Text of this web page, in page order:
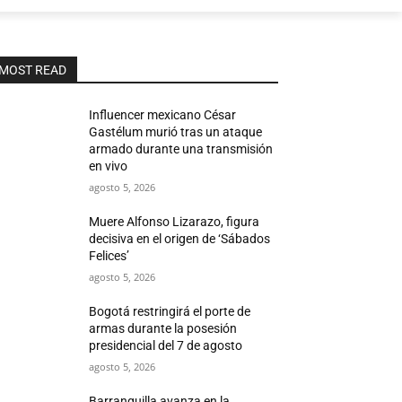
READ
Influencer mexicano César
Gastélum murió tras un ataque
armado durante una transmisión
en vivo
agosto 5, 2026
Muere Alfonso Lizarazo, figura
decisiva en el origen de ‘Sábados
Felices’
agosto 5, 2026
Bogotá restringirá el porte de
armas durante la posesión
presidencial del 7 de agosto
agosto 5, 2026